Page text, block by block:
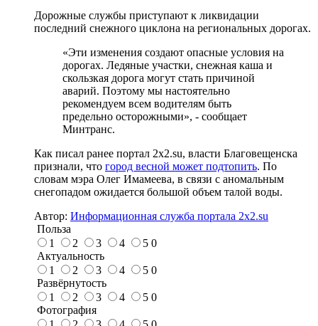
Дорожные службы приступают к ликвидации
последний снежного циклона на региональных дорогах.
«Эти изменения создают опасные условия на
дорогах. Ледяные участки, снежная каша и
скользкая дорога могут стать причиной
аварий. Поэтому мы настоятельно
рекомендуем всем водителям быть
предельно осторожными», - сообщает
Минтранс.
Как писал ранее портал 2х2.su, власти Благовещенска
признали, что город весной может подтопить. По
словам мэра Олег Имамеева, в связи с аномальным
снегопадом ожидается большой объем талой воды.
Автор: Информационная служба портала 2x2.su
Польза
1
2 3 4 5 0
Актуальность
1
2 3 4 5 0
Развёрнутость
1
2 3 4 5 0
Фотография